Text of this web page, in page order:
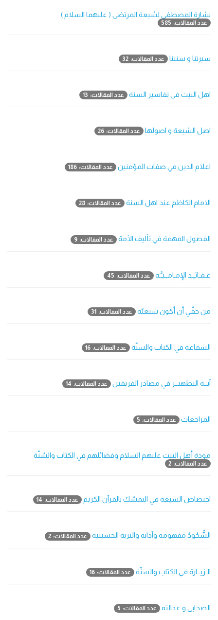
بشارة المصطفى لشيعة المرتضى ( عليهما السلام )
عدد المقالات: 585
سیرتنا و سنتنا عدد المقالات: 32
اهل البیت فی تفاسیر السنة عدد المقالات: 13
اصل الشيعة و اصولها عدد المقالات: 26
اعلام الدين في صفات المؤمنين عدد المقالات: 186
الامام الكاظم عند اهل السنة عدد المقالات: 28
الفصول المهمة في تأليف الأمة عدد المقالات: 9
عَـقـائـِـد الإمـامـِـيـَّـة عدد المقالات: 45
من حقّي أن أكون شيعيّة عدد المقالات: 31
الشفاعة في الكتاب والسنّة عدد المقالات: 16
آيــة التطهيــر في مصادر الفريقين عدد المقالات: 14
المراجعات عدد المقالات: 5
مودة أهل البيت عليهم السلام وفضائلهم في الكتاب والسُنّة
عدد المقالات: 2
اختصاص الشيعة في التمسّك بالقرآن الكريم عدد المقالات: 14
السُّجُودُ مفهومه وآدابه والتربة الحسينية عدد المقالات: 2
الـزيــارة في الكتاب والسنّة عدد المقالات: 16
الصحابى و عدالته عدد المقالات: 5